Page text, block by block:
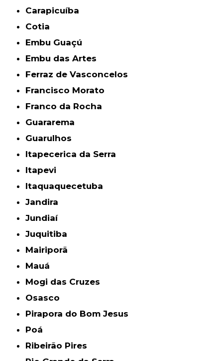
Carapicuíba
Cotia
Embu Guaçú
Embu das Artes
Ferraz de Vasconcelos
Francisco Morato
Franco da Rocha
Guararema
Guarulhos
Itapecerica da Serra
Itapevi
Itaquaquecetuba
Jandira
Jundiaí
Juquitiba
Mairiporã
Mauá
Mogi das Cruzes
Osasco
Pirapora do Bom Jesus
Poá
Ribeirão Pires